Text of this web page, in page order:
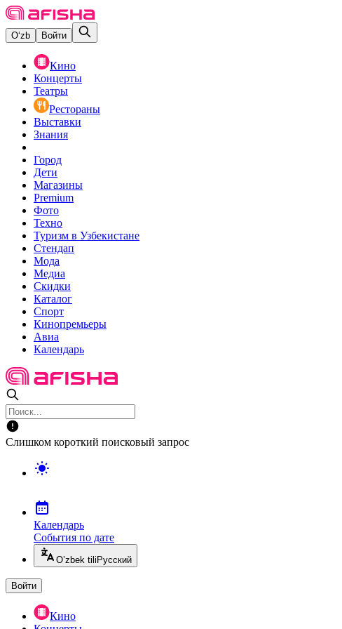
O‘zb Войти
Кино
Концерты
Театры
Рестораны
Выставки
Знания
Город
Дети
Магазины
Premium
Фото
Техно
Туризм в Узбекистане
Стендап
Мода
Медиа
Скидки
Каталог
Спорт
Кинопремьеры
Авиа
Календарь
Слишком короткий поисковый запрос
Календарь
События по дате
O’zbek tili Русский
Войти
Кино